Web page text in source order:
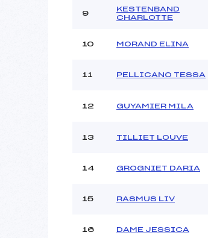
9
KESTENBAND
CHARLOTTE
10 MORAND ELINA
11 PELLICANO TESSA
12 GUYAMIER MILA
13 TILLIET LOUVE
14 GROGNIET DARIA
15 RASMUS LIV
16 DAME JESSICA